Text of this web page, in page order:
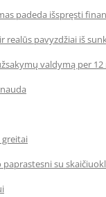
padeda išspręsti
realūs pavyzdžiai iš
valdymą per 12
greitai
su